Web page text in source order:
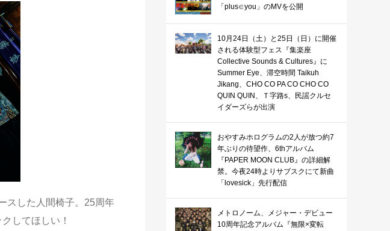
スした人間椅子。25周年
してほしい！
「plus∈you」のMVを公開
10月24日（土）と25日（日）に開催
される体験型フェス『集楽座
Collective Sounds & Cultures』に
Summer Eye、滞空時間 Taikuh
Jikang、CHO CO PA CO CHO CO
QUIN QUIN、Ｔ字路s、民謡クルセ
イダーズらが出演
おやすみホログラムの2人が放つ約7
年ぶりの待望作、6thアルバム
『PAPER MOON CLUB』の詳細解
禁。今夜24時よりサブスクにて新曲
「lovesick」先行配信
メトロノーム、メジャー・デビュー
10周年記念アルバム『無限×変転